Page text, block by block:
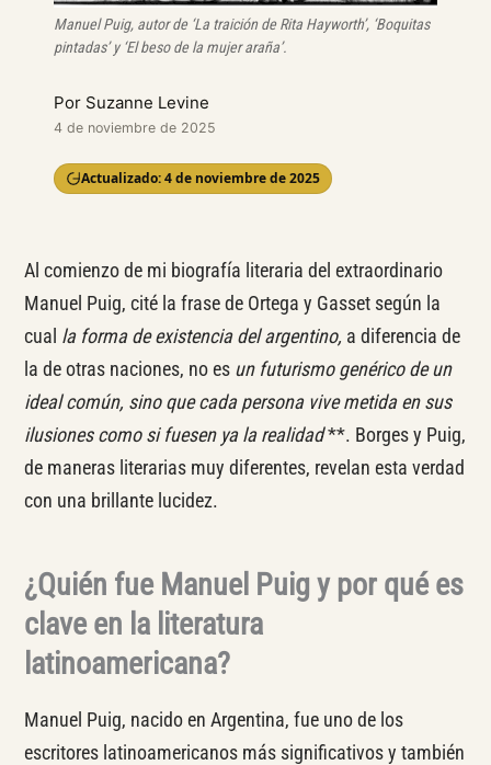
Manuel Puig, autor de ‘La traición de Rita Hayworth’, ‘Boquitas
pintadas’ y ‘El beso de la mujer araña’.
Por Suzanne Levine
4 de noviembre de 2025
Actualizado: 4 de noviembre de 2025
Al comienzo de mi biografía literaria del extraordinario
Manuel Puig, cité la frase de Ortega y Gasset según la
cual la forma de existencia del argentino, a diferencia de
la de otras naciones, no es un futurismo genérico de un
ideal común, sino que cada persona vive metida en sus
ilusiones como si fuesen ya la realidad**. Borges y Puig,
de maneras literarias muy diferentes, revelan esta verdad
con una brillante lucidez.
¿Quién fue Manuel Puig y por qué es
clave en la literatura
latinoamericana?
Manuel Puig, nacido en Argentina, fue uno de los
escritores latinoamericanos más significativos y también